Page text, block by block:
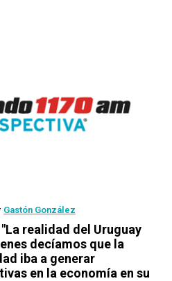
Gastón González
realidad del Uruguay
decíamos que la
iba a generar
en la economía en su